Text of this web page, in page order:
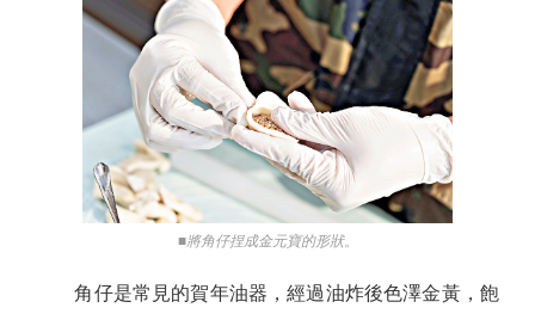
■將角仔捏成金元寶的形狀。
角仔是常見的賀年油器，經過油炸後色澤金黃，飽